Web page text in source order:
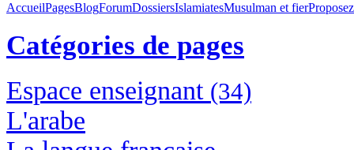
AccueilPagesBlogForumDossiersIslamiatesMusulman et fier
Catégories de pages
Espace enseignant (34)
L'arabe